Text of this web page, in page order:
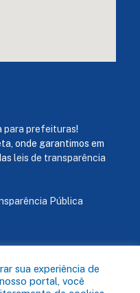
para prefeituras!
onde garantimos em
leis de transparência
Pública
Câmara de Capanema
sua experiência de
portal, você